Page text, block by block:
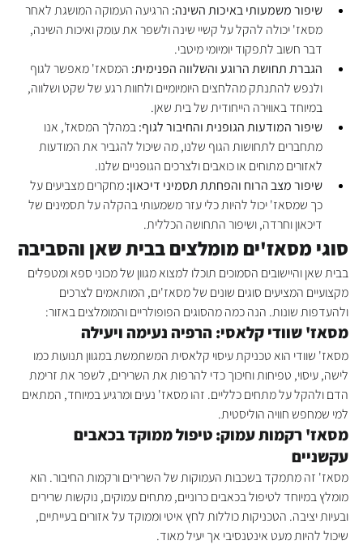
שיפור משמעותי באיכות השינה: הרגיעה העמוקה המושגת לאחר
מסאז' יכולה להקל על קשיי שינה ולשפר את עומק ואיכות השינה,
דבר חשוב לתפקוד יומיומי מיטבי.
הגברת תחושת הרוגע והשלווה הפנימית: המסאז' מאפשר לגוף
ולנפש להתנתק מהלחצים היומיומיים ולחוות רגע של שקט ושלווה,
במיוחד באווירה הייחודית של בית שאן.
שיפור המודעות הגופנית והחיבור לגוף: במהלך המסאז', אנו
מתחברים לתחושות הגוף שלנו, מה שיכול להגביר את המודעות
לאזורים מתוחים או כואבים ולצרכים הגופניים שלנו.
שיפור מצב הרוח והפחתת תסמיני דיכאון: מחקרים מצביעים על
כך שמסאז' יכול להיות כלי עזר משמעותי בהקלה על תסמינים של
דיכאון וחרדה, ושיפור התחושה הכללית.
סוגי מסאז'ים מומלצים בבית שאן והסביבה
בבית שאן והיישובים הסמוכים תוכלו למצוא מגוון של מכוני ספא ומטפלים
מקצועיים המציעים סוגים שונים של מסאז'ים, המותאמים לצרכים
ולהעדפות שונות. הנה כמה מהסוגים הפופולריים והמומלצים באזור:
מסאז' שוודי קלאסי: הרפיה נעימה ויעילה
מסאז' שוודי הוא טכניקת עיסוי קלאסית המשתמשת במגוון תנועות כמו
לישה, עיסוי, טפיחות וחיכוך כדי להרפות את השרירים, לשפר את זרימת
הדם ולהקל על מתחים כלליים. זהו מסאז' נעים ומרגיע במיוחד, המתאים
למי שמחפש חוויה הוליסטית.
מסאז' רקמות עמוק: טיפול ממוקד בכאבים
עקשניים
מסאז' זה מתמקד בשכבות העמוקות של השרירים ורקמות החיבור. הוא
מומלץ במיוחד לטיפול בכאבים כרוניים, מתחים עמוקים, נוקשות שרירים
ובעיות יציבה. הטכניקות כוללות לחץ איטי וממוקד על אזורים בעייתיים,
שיכול להיות מעט אינטנסיבי אך יעיל מאוד.